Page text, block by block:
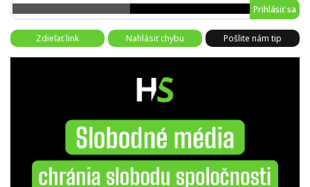
Prihlásiť sa
Zdieľať link Nahlásiť chybu Pošlite nám tip